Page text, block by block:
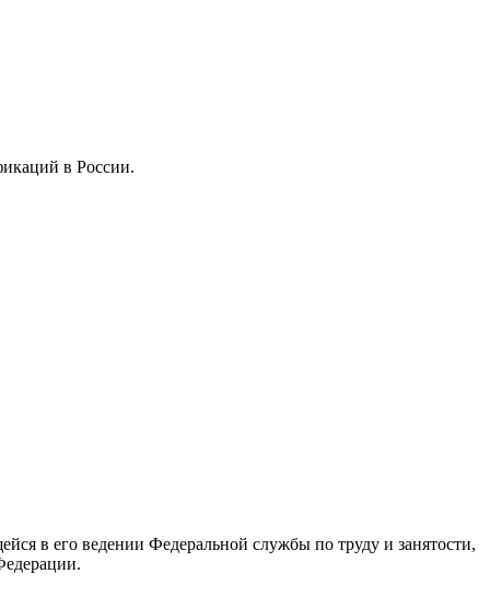
в России.
в его ведении Федеральной службы по труду и занятости,